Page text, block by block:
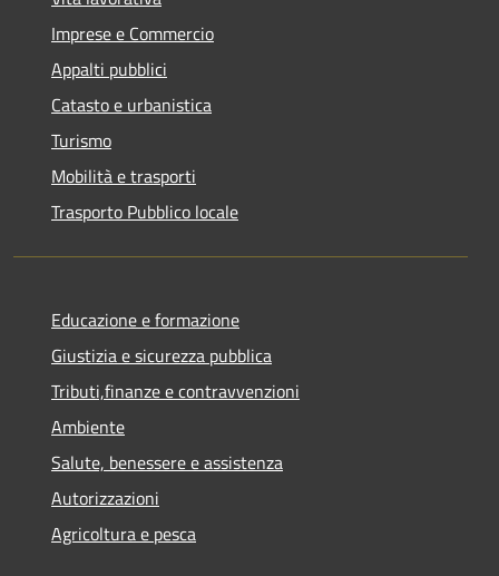
Imprese e Commercio
Appalti pubblici
Catasto e urbanistica
Turismo
Mobilità e trasporti
Trasporto Pubblico locale
Educazione e formazione
Giustizia e sicurezza pubblica
Tributi,finanze e contravvenzioni
Ambiente
Salute, benessere e assistenza
Autorizzazioni
Agricoltura e pesca